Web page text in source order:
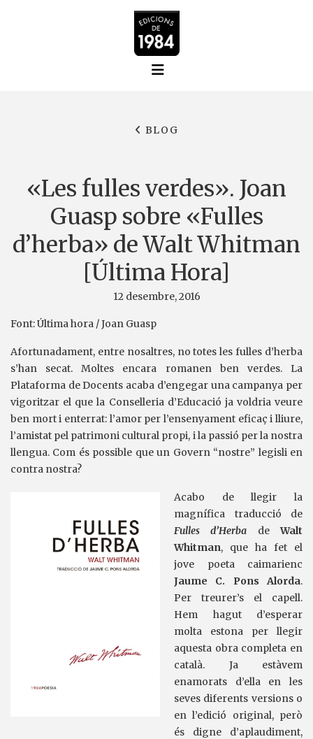
BLOG
«Les fulles verdes». Joan
Guasp sobre «Fulles
d’herba» de Walt Whitman
[Última Hora]
12 desembre, 2016
Font: Última hora / Joan Guasp
Afortunadament, entre nosaltres, no totes les fulles d’herba
s’han secat. Moltes encara romanen ben verdes. La
Plataforma de Docents acaba d’engegar una campanya per
vigoritzar el que la Conselleria d’Educació ja voldria veure
ben mort i enterrat: l’amor per l’ensenyament eficaç i lliure,
l’amistat pel patrimoni cultural propi, i la passió per la nostra
llengua. Com és possible que un Govern “nostre” legisli en
contra nostra?
Acabo de llegir la
magnífica traducció de
Fulles d’Herba deWalt
Whitman, que ha fet el
jove poeta caimarienc
Jaume C. Pons Alorda.
Per treurer’s el capell.
Hem hagut d’esperar
molta estona per llegir
aquesta obra completa en
català. Ja estàvem
enamorats d’ella en les
seves diferents versions o
en l’edició original, però
és digne d’aplaudiment,